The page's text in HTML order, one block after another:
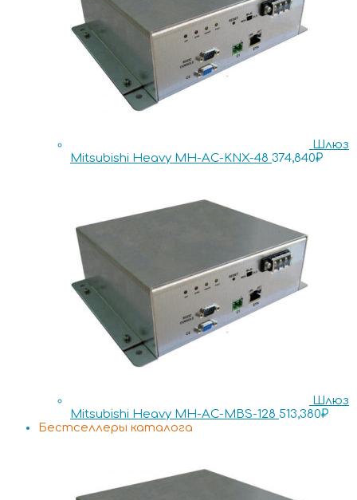
Шлюз
Mitsubishi Heavy MH-AC-KNX-48 374,840₽
Шлюз
Mitsubishi Heavy MH-AC-MBS-128 513,380₽
Бестселлеры каталога